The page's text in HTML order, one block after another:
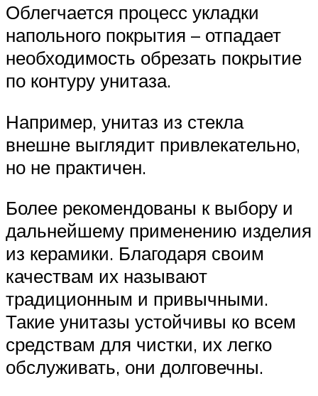
Облегчается процесс укладки
напольного покрытия – отпадает
необходимость обрезать покрытие
по контуру унитаза.
Например, унитаз из стекла
внешне выглядит привлекательно,
но не практичен.
Более рекомендованы к выбору и
дальнейшему применению изделия
из керамики. Благодаря своим
качествам их называют
традиционным и привычными.
Такие унитазы устойчивы ко всем
средствам для чистки, их легко
обслуживать, они долговечны.